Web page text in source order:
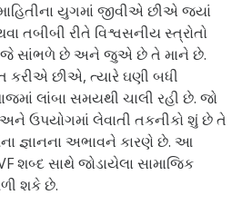
યુગમાં જીવીએ છીએ જ્યાં
તબીબી રીતે વિશ્વસનીય સ્ત્રોતો
જે સાંભળે છે અને જુએ છે તે માને છે.
કરીએ છીએ, ત્યારે ઘણી બધી
લાંબા સમયથી ચાલી રહી છે. જો
ઉપયોગમાં લેવાતી તકનીકો શું છે તે
જ્ઞાનના અભાવને કારણે છે. આ
શબ્દ સાથે જોડાયેલા સામાજિક
શકે છે.